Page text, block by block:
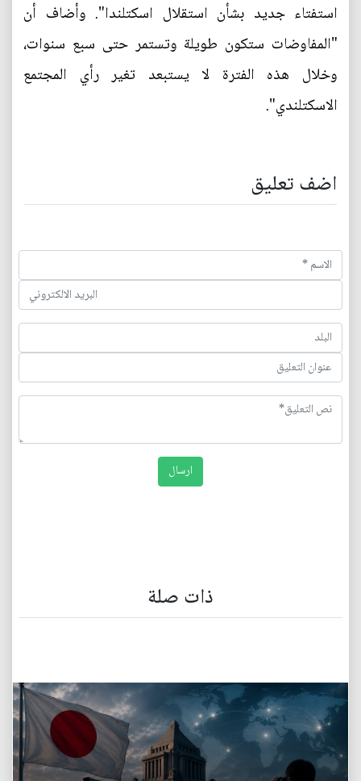
استفتاء جديد بشأن استقلال اسكتلندا". وأضاف أن
"المفاوضات ستكون طويلة وتستمر حتى سبع سنوات،
وخلال هذه الفترة لا يستبعد تغير رأي المجتمع
الاسكتلندي".
اضف تعليق
ذات صلة